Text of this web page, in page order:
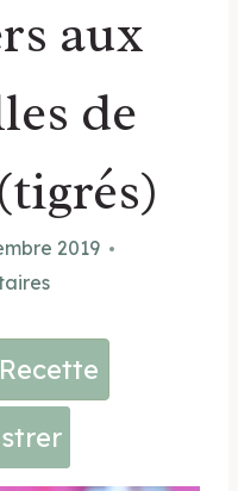
aux
de
2019